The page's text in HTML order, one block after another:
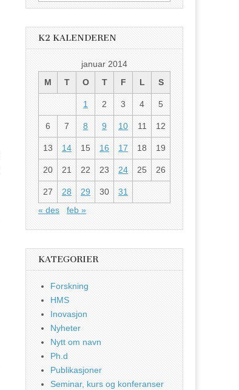
K2 KALENDEREN
januar 2014
M
T O T F L S
1 2 3 4 5
6 7 8 9 10 11 12
13 14 15 16 17 18 19
20 21 22 23 24 25 26
27 28 29 30
31
« des
feb »
KATEGORIER
Forskning
HMS
Inovasjon
Nyheter
Nytt om navn
Ph.d
Publikasjoner
Seminar, kurs og konferanser